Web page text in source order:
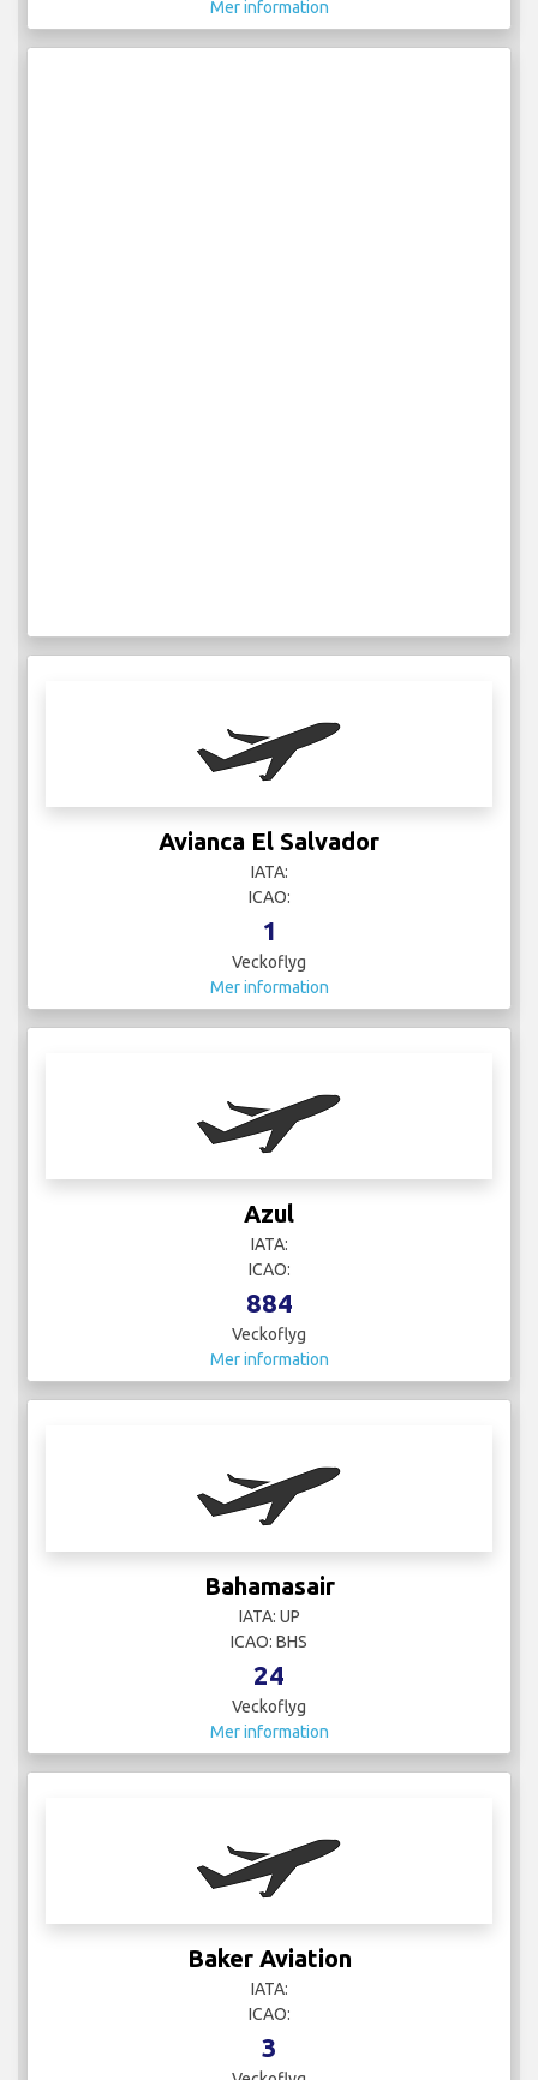
Mer information
Avianca El Salvador
IATA:
ICAO:
1
Veckoflyg
Mer information
Azul
IATA:
ICAO:
884
Veckoflyg
Mer information
Bahamasair
IATA: UP
ICAO: BHS
24
Veckoflyg
Mer information
Baker Aviation
IATA:
ICAO:
3